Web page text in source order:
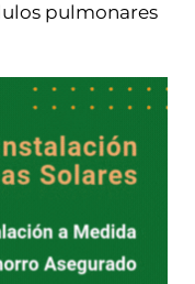
pulmonares